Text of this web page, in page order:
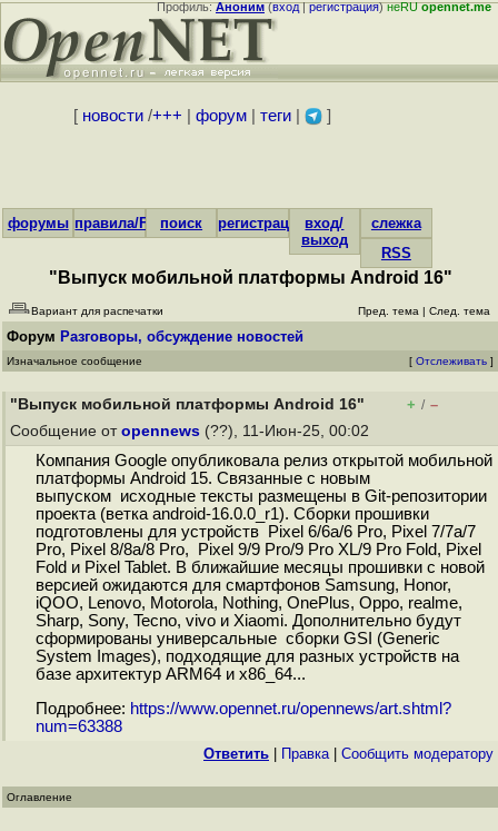
Профиль:Аноним(вход|регистрация)неRUopennet.me
[ новости/+++ форум| теги| ]
форумы правила/FAQпоиск регистрациявход/
выход
слежка
RSS
"Выпуск мобильной платформы Android 16"
Вариант для распечатки Пред. тема | След. тема
Форум Разговоры, обсуждение новостей
Изначальное сообщение [ Отслеживать ]
"Выпуск мобильной платформы Android 16" + / –
Сообщение от opennews (??), 11-Июн-25, 00:02
Компания Google опубликовала релиз открытой мобильной
платформы Android 15. Связанные с новым
выпуском исходные тексты размещены в Git-репозитории
проекта (ветка android-16.0.0_r1). Сборки прошивки
подготовлены для устройств Pixel 6/6a/6 Pro, Pixel 7/7a/7
Pro, Pixel 8/8a/8 Pro, Pixel 9/9 Pro/9 Pro XL/9 Pro Fold, Pixel
Fold и Pixel Tablet. В ближайшие месяцы прошивки с новой
версией ожидаются для смартфонов Samsung, Honor,
iQOO, Lenovo, Motorola, Nothing, OnePlus, Oppo, realme,
Sharp, Sony, Tecno, vivo и Xiaomi. Дополнительно будут
сформированы универсальные сборки GSI (Generic
System Images), подходящие для разных устройств на
базе архитектур ARM64 и x86_64...
Подробнее: https://www.opennet.ru/opennews/art.shtml?
num=63388
Ответить Правка| Cообщить модератору
Оглавление